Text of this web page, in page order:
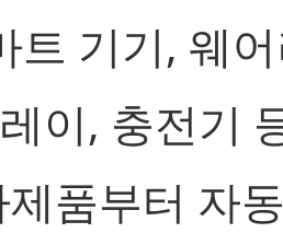
트 기기, 웨
이, 충전기
품부터 자